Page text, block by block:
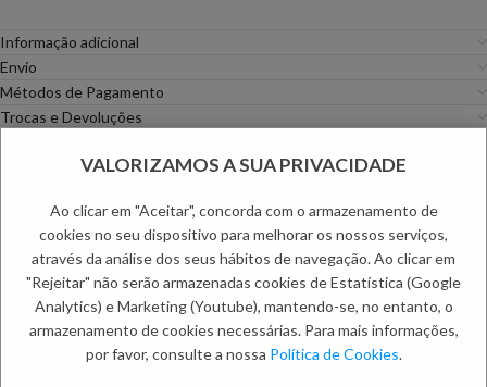
Informação adicional
Envio
Métodos de Pagamento
Trocas e Devoluções
Categorias:Mulher, Vestidos
SALDO70 , Saldos de Mulher
PRODUTOS RELACIONADOS:
NOVO NOVO
VALORIZAMOS A SUA PRIVACIDADE
Ao clicar em "Aceitar", concorda com o armazenamento de
cookies no seu dispositivo para melhorar os nossos serviços,
através da análise dos seus hábitos de navegação. Ao clicar em
"Rejeitar" não serão armazenadas cookies de Estatística (Google
Analytics) e Marketing (Youtube), mantendo-se, no entanto, o
armazenamento de cookies necessárias. Para mais informações,
por favor, consulte a nossa Política de Cookies.